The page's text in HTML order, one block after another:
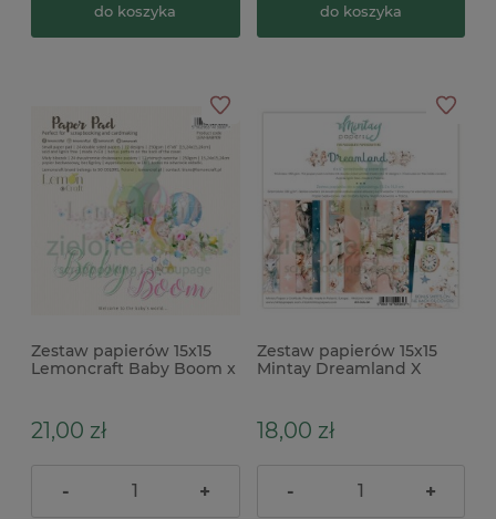
do koszyka do koszyka
Zestaw papierów 15x15
Lemoncraft Baby Boom x
21,00 zł
- +
Zestaw papierów 15x15
Mintay Dreamland X
18,00 zł
- +